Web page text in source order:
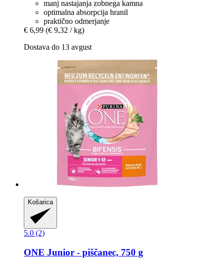
manj nastajanja zobnega kamna
optimalna absorpcija hranil
praktično odmerjanje
€ 6,99 (€ 9,32 / kg)
Dostava do 13 avgust
Košarica
5.0 (2)
ONE Junior -​ piščanec, 750 g